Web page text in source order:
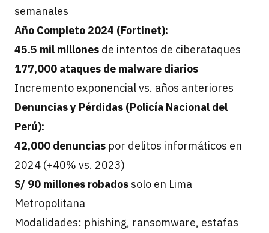
semanales
Año Completo 2024 (Fortinet):
45.5 mil millones de intentos de ciberataques
177,000 ataques de malware diarios
Incremento exponencial vs. años anteriores
Denuncias y Pérdidas (Policía Nacional del
Perú):
42,000 denuncias por delitos informáticos en
2024 (+40% vs. 2023)
S/ 90 millones robadossolo en Lima
Metropolitana
Modalidades: phishing, ransomware, estafas